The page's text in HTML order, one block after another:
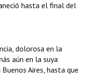
hasta el final del
dolorosa en la
aún en la suya
Aires, hasta que